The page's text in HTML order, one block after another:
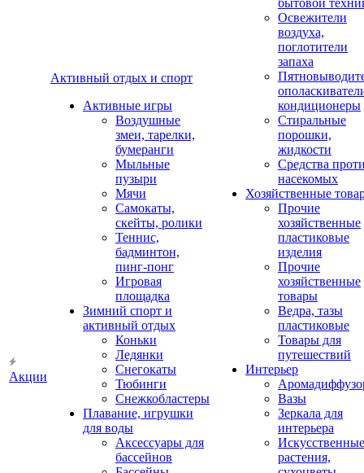
Акции
Активный отдых и спорт
Активные игры
Воздушные
змеи, тарелки,
бумеранги
Мыльные
пузыри
Мячи
Самокаты,
скейты, ролики
Теннис,
бадминтон,
пинг-понг
Игровая
площадка
Зимний спорт и
активный отдых
Коньки
Ледянки
Снегокаты
Тюбинги
Снежкобластеры
Плавание, игрушки
для воды
Аксессуары для
бассейнов
бытовой
Освежители
воздуха,
поглотители
запаха
кондиционеры
Стиральные
порошки,
жидкости
Средства
насекомых
Хозяйственные
Прочие
хозяйственные
пластиковые
изделия
Прочие
хозяйственные
товары
Ведра, тазы
пластиковые
Товары для
путешествий
Интерьер
Вазы
Зеркала для
интерьера
Искусственные
растения,